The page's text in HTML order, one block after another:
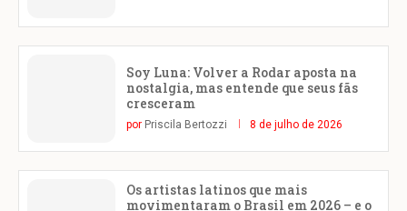
Soy Luna: Volver a Rodar aposta na
nostalgia, mas entende que seus fãs
cresceram
por Priscila Bertozzi 8 de julho de 2026
Os artistas latinos que mais
movimentaram o Brasil em 2026 – e o